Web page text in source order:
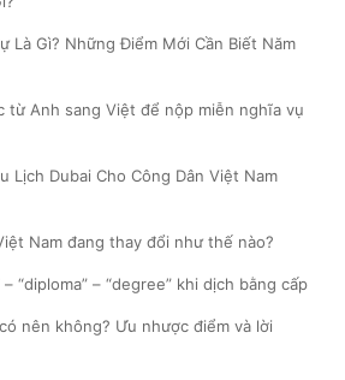
Là Gì? Những Điểm Mới Cần Biết Năm
từ Anh sang Việt để nộp miễn nghĩa vụ
Lịch Dubai Cho Công Dân Việt Nam
Nam đang thay đổi như thế nào?
“diploma” – “degree” khi dịch bằng cấp
nên không? Ưu nhược điểm và lời